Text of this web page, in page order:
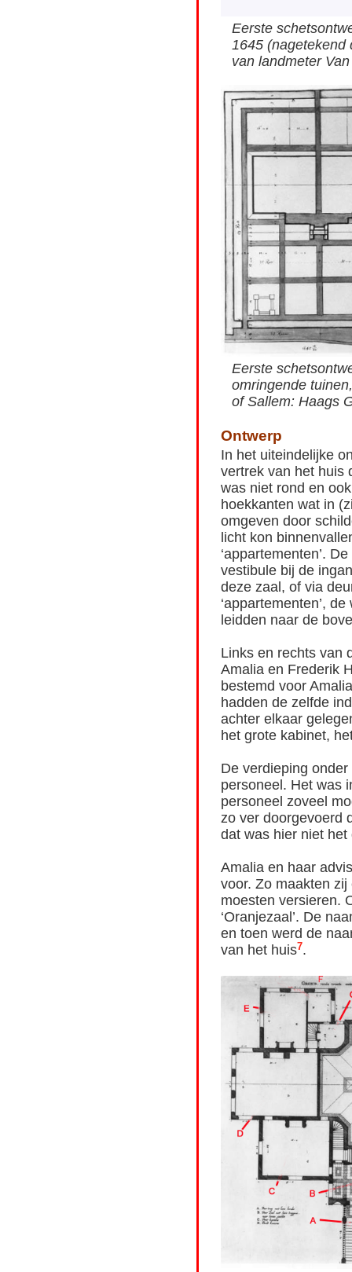
Eerste
1645 (nagetekend
van landmeter
Eerste
omringende
of Sallem: Haags
Ontwerp
In het uiteindelijke
vertrek van het huis
was niet rond en
hoekkanten wat in
omgeven door
licht kon
‘appartementen’.
vestibule bij de
deze zaal, of via
‘appartementen’,
leidden naar de
Links en rechts van
Amalia en Frederik
bestemd voor
hadden de zelfde
achter elkaar
het grote kabinet,
De verdieping
personeel. Het was
personeel zoveel
zo ver doorgevoerd
dat was hier niet het
Amalia en haar
voor. Zo maakten
moesten versieren.
‘Oranjezaal’. De
en toen werd de
van het huis7.